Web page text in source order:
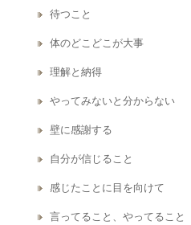
待つこと
体のどこどこが大事
理解と納得
やってみないと分からない
壁に感謝する
自分が信じること
感じたことに目を向けて
言ってること、やってること